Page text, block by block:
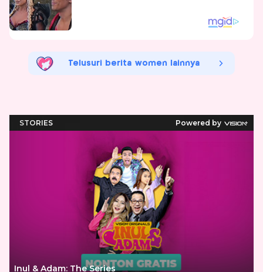
Telusuri berita women lainnya